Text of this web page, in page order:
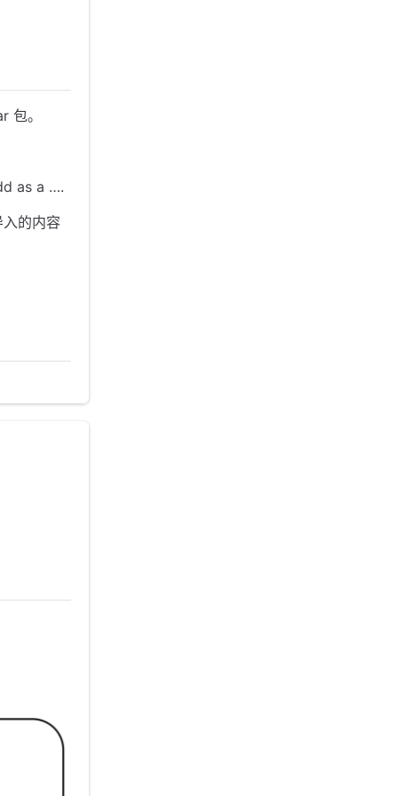
包。
as a ….
的内容